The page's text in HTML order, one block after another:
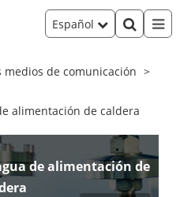
Español
medios de comunicación
alimentación de caldera
de alimentación de